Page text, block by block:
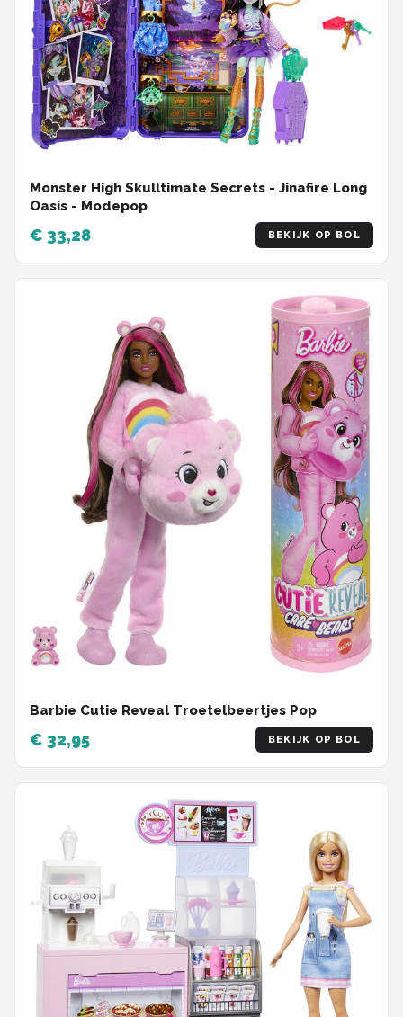
Monster High Skulltimate Secrets - Jinafire Long
Oasis - Modepop
€ 33,28 BEKIJK OP BOL
Barbie Cutie Reveal Troetelbeertjes Pop
€ 32,95 BEKIJK OP BOL